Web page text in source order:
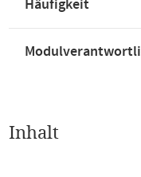
Häufigkeit
Inhalt